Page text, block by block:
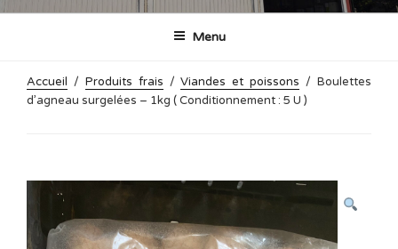
Menu
Accueil / Produits frais /Viandes et poissons / Boulettes
d’agneau surgelées – 1kg ( Conditionnement : 5 U )